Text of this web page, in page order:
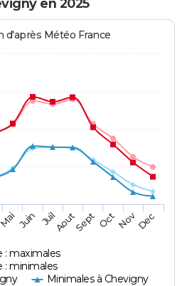
en 2025
d'après Météo France
: maximales
: minimales
Minimales à Chevigny
Mai Juin JuilAoutSept OctNovDec